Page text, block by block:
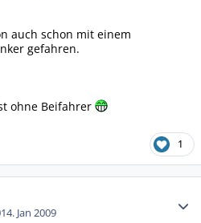
auch schon mit einem
gefahren.
ohne Beifahrer
1
14. Jan 2009